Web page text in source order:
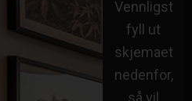
Vennligst
fyll ut
skjemaet
nedenfor,